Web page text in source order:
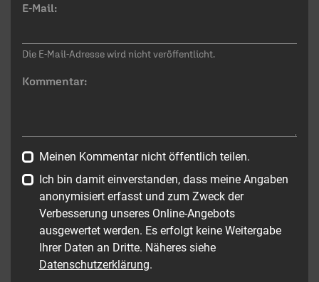
E-Mail:
Die E-Mail-Adresse wird nicht veröffentlicht.
Kommentar:
Meinen Kommentar nicht öffentlich teilen.
Ich bin damit einverstanden, dass meine Angaben
anonymisiert erfasst und zum Zweck der
Verbesserung unseres Online-Angebots
ausgewertet werden. Es erfolgt keine Weitergabe
Ihrer Daten an Dritte. Näheres siehe
Datenschutzerklärung.